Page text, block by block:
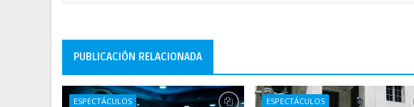
PUBLICACIÓN RELACIONADA
ESPECTÁCULOS ESPECTÁCULOS